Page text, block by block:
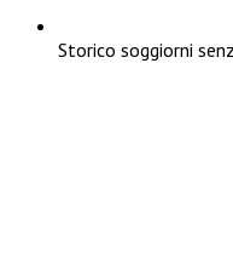
Storico soggiorni